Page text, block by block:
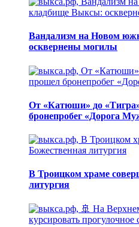
Вандализм на Новом
осквернены могилы
От «Катюши» до
бронепробег «Дорога
В Троицком храме
литургия